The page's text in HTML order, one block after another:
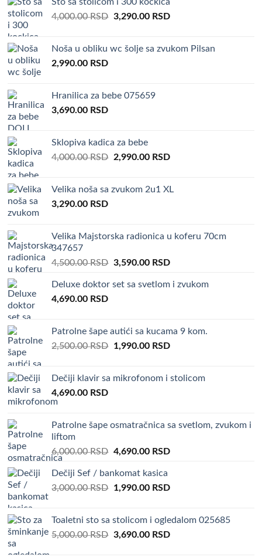
Sto sa stolicom i 300 kockica
4,000.00RSD Original
4,000.00 RSD.
3,290.00 RSDCurrent
3,290.00 RSD.
Noša u obliku wc šolje sa zvukom Pilsan
2,990.00 RSD
Hranilica za bebe 075659
3,690.00 RSD
Sklopiva kadica za bebe
4,000.00RSD Original
4,000.00 RSD.
2,990.00 RSDCurrent
2,990.00 RSD.
Velika noša sa zvukom 2u1 XL
3,290.00 RSD
Velika Majstorska radionica u koferu 70cm
347657
4,500.00RSD Original
was:
3,590.00 RSDCurrent
is:
Deluxe doktor set sa svetlom i zvukom
4,690.00 RSD
Patrolne šape autići sa kucama 9 kom.
2,500.00RSD Original
2,500.00 RSD.
1,990.00 RSDCurrent
1,990.00 RSD.
Dečiji klavir sa mikrofonom i stolicom
4,690.00 RSD
Patrolne šape osmatračnica sa svetlom, zvukom i
liftom
6,000.00RSD Original
was:
6,000.00 RSD.
4,690.00 RSDCurrent
4,690.00 RSD.
Dečiji Sef / bankomat kasica
3,000.00RSD Original
3,000.00 RSD.
1,990.00 RSDCurrent
1,990.00 RSD.
Toaletni sto sa stolicom i ogledalom 025685
5,000.00RSD Original
3,690.00 RSDCurrent